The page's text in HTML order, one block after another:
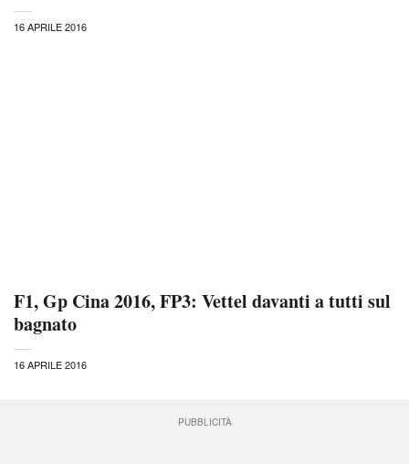
16 APRILE 2016
F1, Gp Cina 2016, FP3: Vettel davanti a tutti sul
bagnato
16 APRILE 2016
PUBBLICITÀ